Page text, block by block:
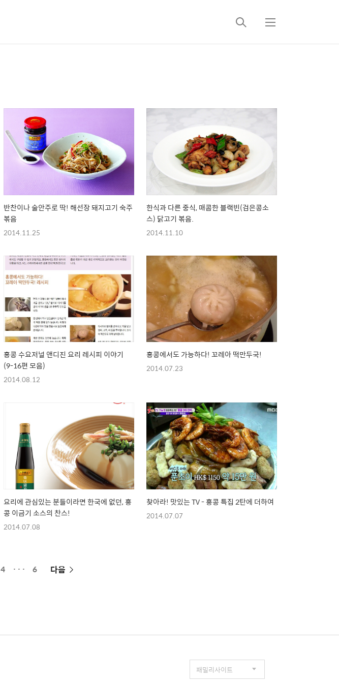
검
메
반찬이나 술안주로 딱! 해선장 돼지고기 숙주
볶음
2014.11.25
한식과 다른 중식, 매콤한 블랙빈(검은콩소
스) 닭고기 볶음.
2014.11.10
홍콩 수요저널 앤디진 요리 레시피 이야기
(9-16편 모음)
2014.08.12
홍콩에서도 가능하다! 꼬레아 떡만두국!
2014.07.23
요리에 관심있는 분들이라면 한국에 없던, 홍
콩 이금기 소스의 찬스!
2014.07.08
찾아라! 맛있는 TV - 홍콩 특집 2탄에 더하여
2014.07.07
페
4 ··· 6 다음